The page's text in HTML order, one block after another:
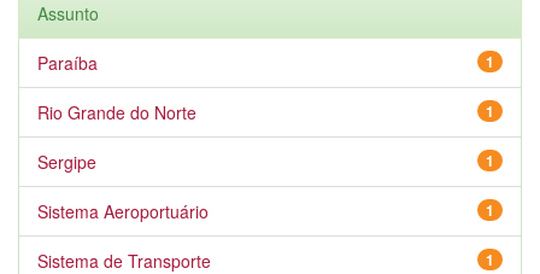
Assunto
1
Paraíba
1
Rio Grande do Norte
1
Sergipe
1
Sistema Aeroportuário
1
Sistema de Transporte